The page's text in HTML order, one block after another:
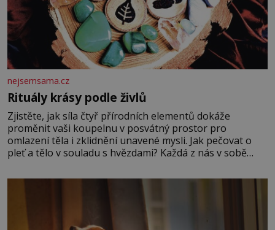
nejsemsama.cz
Rituály krásy podle živlů
Zjistěte, jak síla čtyř přírodních elementů dokáže
proměnit vaši koupelnu v posvátný prostor pro
omlazení těla i zklidnění unavené mysli. Jak pečovat o
pleť a tělo v souladu s hvězdami? Každá z nás v sobě
povaze, ale i v potřebách naší pokožky. Ohnivá znamení
Ženy narozené ve znamení Berana, Lva a Střelce v sobě
nesou žár, odvahu a neutuchající elán. Vaše